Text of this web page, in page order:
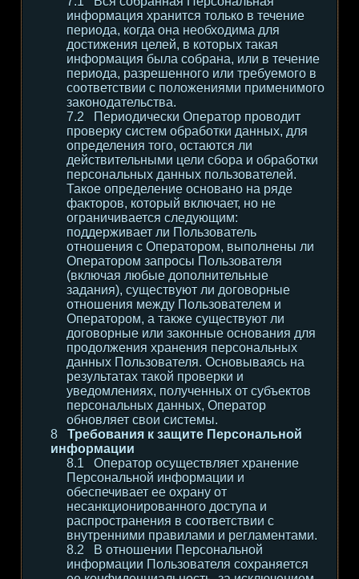
информация хранится только в течение
периода, когда она необходима для
достижения целей, в которых такая
информация была собрана, или в течение
периода, разрешенного или требуемого в
соответствии с положениями применимого
законодательства.
Периодически Оператор проводит
проверку систем обработки данных, для
определения того, остаются ли
действительными цели сбора и обработки
персональных данных пользователей.
Такое определение основано на ряде
факторов, который включает, но не
ограничивается следующим:
поддерживает ли Пользователь
отношения с Оператором, выполнены ли
Оператором запросы Пользователя
(включая любые дополнительные
задания), существуют ли договорные
отношения между Пользователем и
Оператором, а также существуют ли
договорные или законные основания для
продолжения хранения персональных
данных Пользователя. Основываясь на
результатах такой проверки и
уведомлениях, полученных от субъектов
персональных данных, Оператор
обновляет свои системы.
Требования к защите Персональной
информации
Оператор осуществляет хранение
Персональной информации и
обеспечивает ее охрану от
несанкционированного доступа и
распространения в соответствии с
внутренними правилами и регламентами.
В отношении Персональной
информации Пользователя сохраняется